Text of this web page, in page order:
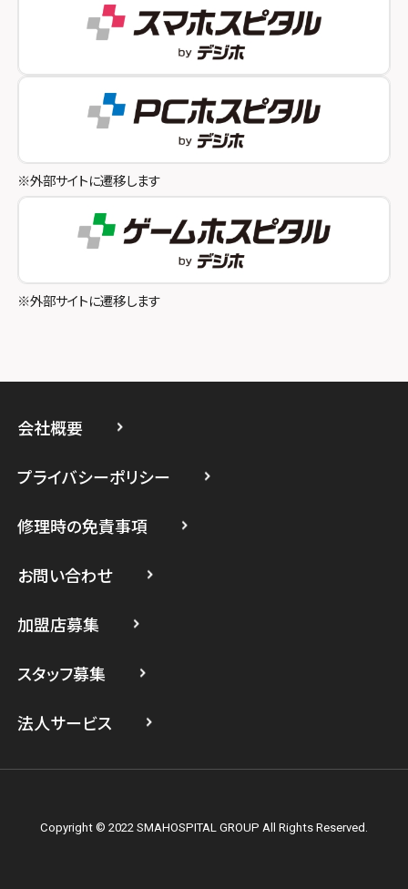
スマホスピタルオリナス錦糸町
スマホスピタル テルル成増
スマホスピタル池袋
スマホスピタル八王子
スマホスピタル町田
スマホスピタル吉祥寺
スマホスピタル立川
スマホスピタル たまプラーザ駅前
スマホスピタル 登戸・向ヶ丘遊園
スマホスピタル 武蔵小杉
スマホスピタル テルル上大岡
スマホスピタル by デジホ 姫路キャスパ
スマホスピタル伊丹
スマホスピタル奈良生駒
スマホスピタル和歌山
※外部サイトに遷移します
※外部サイトに遷移します
会社概要
プライバシーポリシー
修理時の免責事項
お問い合わせ
加盟店募集
スタッフ募集
法人サービス
Copyright © 2022 SMAHOSPITAL GROUP All Rights Reserved.